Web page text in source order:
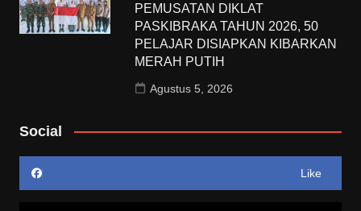
PEMUSATAN DIKLAT
PASKIBRAKA TAHUN 2026, 50
PELAJAR DISIAPKAN KIBARKAN
MERAH PUTIH
Agustus 5, 2026
Social
Like